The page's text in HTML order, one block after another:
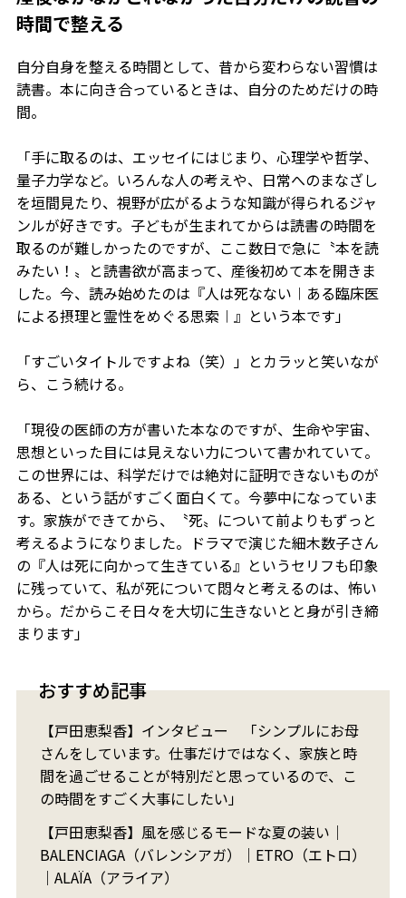
時間で整える
自分自身を整える時間として、昔から変わらない習慣は
読書。本に向き合っているときは、自分のためだけの時
間。
「手に取るのは、エッセイにはじまり、心理学や哲学、
量子力学など。いろんな人の考えや、日常へのまなざし
を垣間見たり、視野が広がるような知識が得られるジャ
ンルが好きです。子どもが生まれてからは読書の時間を
取るのが難しかったのですが、ここ数日で急に〝本を読
みたい！〟と読書欲が高まって、産後初めて本を開きま
した。今、読み始めたのは『人は死なない︱ある臨床医
による摂理と霊性をめぐる思索︱』という本です」
「すごいタイトルですよね（笑）」とカラッと笑いなが
ら、こう続ける。
「現役の医師の方が書いた本なのですが、生命や宇宙、
思想といった目には見えない力について書かれていて。
この世界には、科学だけでは絶対に証明できないものが
ある、という話がすごく面白くて。今夢中になっていま
す。家族ができてから、〝死〟について前よりもずっと
考えるようになりました。ドラマで演じた細木数子さん
の『人は死に向かって生きている』というセリフも印象
に残っていて、私が死について悶々と考えるのは、怖い
から。だからこそ日々を大切に生きないとと身が引き締
まります」
おすすめ記事
【戸田恵梨香】インタビュー 「シンプルにお母
さんをしています。仕事だけではなく、家族と時
間を過ごせることが特別だと思っているので、こ
の時間をすごく大事にしたい」
【戸田恵梨香】風を感じるモードな夏の装い｜
BALENCIAGA（バレンシアガ）｜ETRO（エトロ）
｜ALAÏA（アライア）